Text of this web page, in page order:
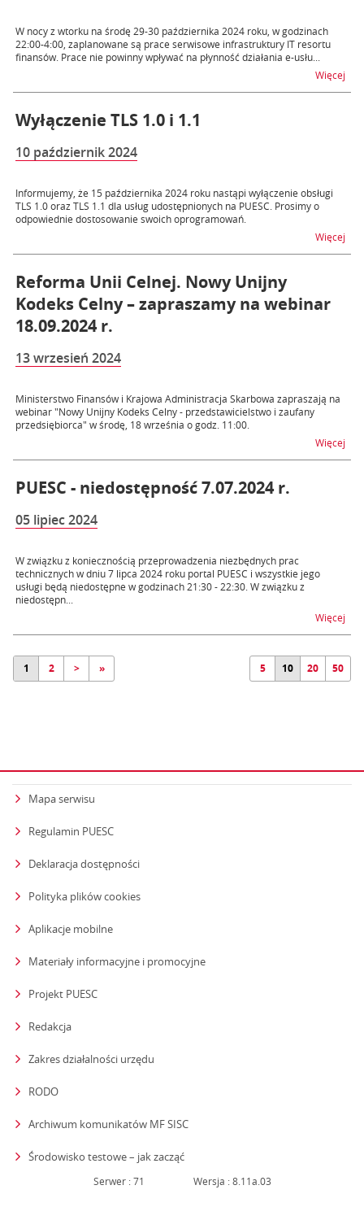
W nocy z wtorku na środę 29-30 października 2024 roku, w godzinach
22:00-4:00, zaplanowane są prace serwisowe infrastruktury IT resortu
finansów. Prace nie powinny wpływać na płynność działania e-usłu...
Więcej
Wyłączenie TLS 1.0 i 1.1
10 październik 2024
Informujemy, że 15 października 2024 roku nastąpi wyłączenie obsługi
TLS 1.0 oraz TLS 1.1 dla usług udostępnionych na PUESC. Prosimy o
odpowiednie dostosowanie swoich oprogramowań.
Więcej
Reforma Unii Celnej. Nowy Unijny
Kodeks Celny – zapraszamy na webinar
18.09.2024 r.
13 wrzesień 2024
Ministerstwo Finansów i Krajowa Administracja Skarbowa zapraszają na
webinar "Nowy Unijny Kodeks Celny - przedstawicielstwo i zaufany
przedsiębiorca" w środę, 18 września o godz. 11:00.
Więcej
PUESC - niedostępność 7.07.2024 r.
05 lipiec 2024
W związku z koniecznością przeprowadzenia niezbędnych prac
technicznych w dniu 7 lipca 2024 roku portal PUESC i wszystkie jego
usługi będą niedostępne w godzinach 21:30 - 22:30. W związku z
niedostępn...
Więcej
1 2 > » 5 10 20 50
Mapa serwisu
Regulamin PUESC
Deklaracja dostępności
Polityka plików cookies
Aplikacje mobilne
Materiały informacyjne i promocyjne
Projekt PUESC
Redakcja
Zakres działalności urzędu
RODO
Archiwum komunikatów MF SISC
Środowisko testowe – jak zacząćstrona otwiera się w nowym oknie
Serwer : 71 Wersja : 8.11a.03